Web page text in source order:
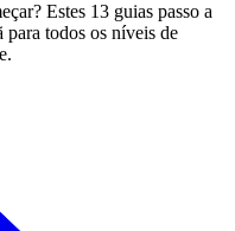
Estes 13 guias passo a
para todos os níveis de